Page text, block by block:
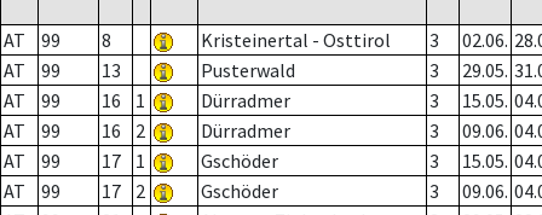
AT 99 8 Kristeinertal - Osttirol 3 02.06.
AT
99 13 Pusterwald 3 29.05.
AT
99 16 1 Dürradmer 3 15.05.
AT
99 16 2 Dürradmer 3 09.06.
AT
99 17 1 Gschöder 3 15.05.
AT
99 17 2 Gschöder 3 09.06.